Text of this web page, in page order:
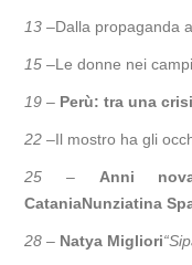
13 –Dalla propaganda
15 –Le donne nei
19 – Perù: tra una
22 –Il mostro ha gli
25 – Anni
CataniaNunziatina
28 – Natya Migliori